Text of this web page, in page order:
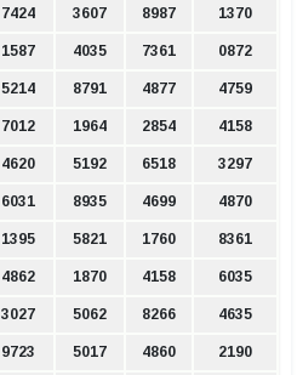
7424 3607 8987 1370
1587 4035 7361 0872
5214 8791 4877 4759
7012 1964 2854 4158
4620 5192 6518 3297
6031 8935 4699 4870
1395 5821 1760 8361
4862 1870 4158 6035
3027 5062 8266 4635
9723 5017 4860 2190